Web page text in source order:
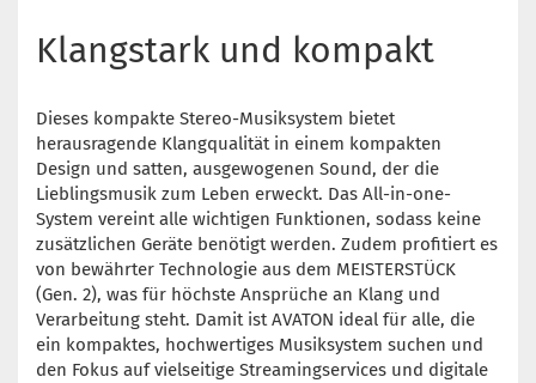
Klangstark und kompakt
Dieses kompakte Stereo-Musiksystem bietet
herausragende Klangqualität in einem kompakten
Design und satten, ausgewogenen Sound, der die
Lieblingsmusik zum Leben erweckt. Das All-in-one-
System vereint alle wichtigen Funktionen, sodass keine
zusätzlichen Geräte benötigt werden. Zudem profitiert es
von bewährter Technologie aus dem MEISTERSTÜCK
(Gen. 2), was für höchste Ansprüche an Klang und
Verarbeitung steht. Damit ist AVATON ideal für alle, die
ein kompaktes, hochwertiges Musiksystem suchen und
den Fokus auf vielseitige Streamingservices und digitale